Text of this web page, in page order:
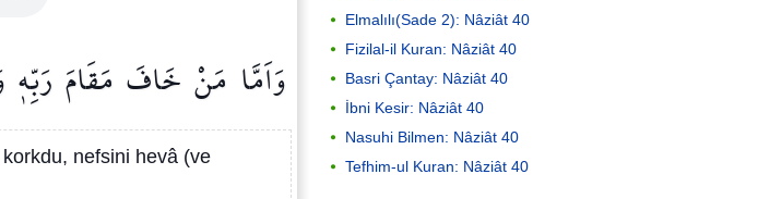
وَاَمَّا مَنْ خَافَ مَقَامَ رَبِّه۪
nefsini hevâ (ve
Elmalılı(Sade 2): Nâziât 40
Fizilal-il Kuran: Nâziât 40
Basri Çantay: Nâziât 40
İbni Kesir: Nâziât 40
Nasuhi Bilmen: Nâziât 40
Tefhim-ul Kuran: Nâziât 40